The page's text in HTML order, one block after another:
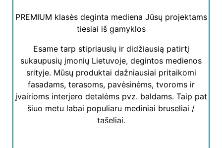
PREMIUM klasės deginta mediena Jūsų projektams
tiesiai iš gamyklos
Esame tarp stipriausių ir didžiausią patirtį
sukaupusių įmonių Lietuvoje, degintos medienos
srityje. Mūsų produktai dažniausiai pritaikomi
fasadams, terasoms, pavėsinėms, tvoroms ir
įvairioms interjero detalėms pvz. baldams. Taip pat
šiuo metu labai populiaru mediniai bruseliai /
tašeliai.